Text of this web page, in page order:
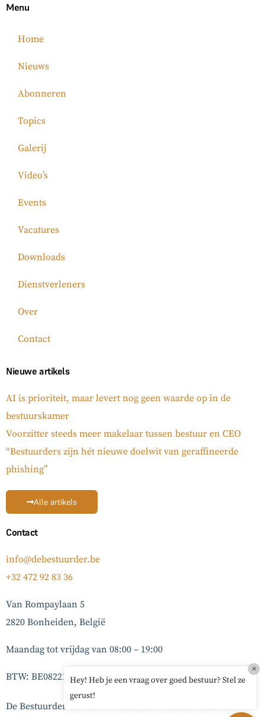
Menu
Home
Nieuws
Abonneren
Topics
Galerij
Video’s
Events
Vacatures
Downloads
Dienstverleners
Over
Contact
Nieuwe artikels
AI is prioriteit, maar levert nog geen waarde op in de
bestuurskamer
Voorzitter steeds meer makelaar tussen bestuur en CEO
“Bestuurders zijn hét nieuwe doelwit van geraffineerde
phishing”
Alle artikels
Contact
info@debestuurder.be
+32 472 92 83 36
Van Rompaylaan 5
2820 Bonheiden, België
Maandag tot vrijdag van 08:00 – 19:00
BTW: BE0822132903
De Bestuurder © 2026 – Alle rechten voorbehouden –
Hey! Heb je een vraag over goed bestuur? Stel ze
gerust!
×